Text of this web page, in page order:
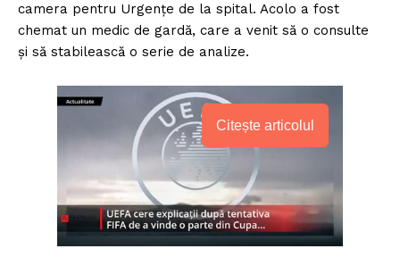
camera pentru Urgenţe de la spital. Acolo a fost
chemat un medic de gardă, care a venit să o consulte
şi să stabilească o serie de analize.
Citește articolul